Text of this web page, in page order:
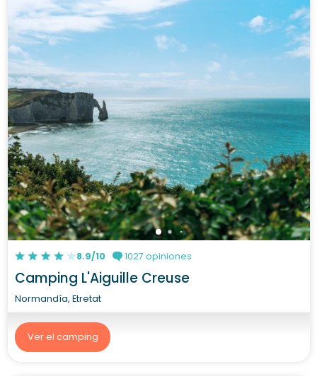
8.9/10 1027 opiniones
Camping L'Aiguille Creuse
Normandía, Etretat
Ver el camping